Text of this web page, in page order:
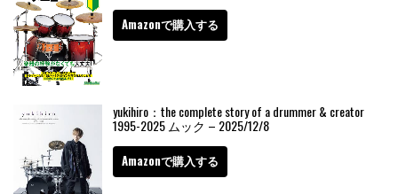
Amazonで購入する
yukihiro：the complete story of a drummer & creator
1995-2025 ムック – 2025/12/8
Amazonで購入する